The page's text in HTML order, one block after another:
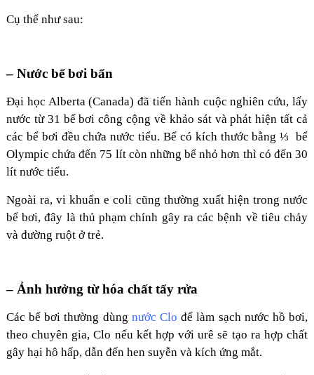
Cụ thể như sau:
– Nước bể bơi bẩn
Đại học Alberta (Canada) đã tiến hành cuộc nghiên cứu, lấy
nước từ 31 bể bơi công cộng về khảo sát và phát hiện tất cả
các bể bơi đều chứa nước tiểu. Bể có kích thước bằng ⅓ bể
Olympic chứa đến 75 lít còn những bể nhỏ hơn thì có đến 30
lít nước tiểu.
Ngoài ra, vi khuẩn e coli cũng thường xuất hiện trong nước
bể bơi, đây là thủ phạm chính gây ra các bệnh về tiêu chảy
và đường ruột ở trẻ.
– Ảnh hưởng từ hóa chất tẩy rửa
Các bể bơi thường dùng nước Clo để làm sạch nước hồ bơi,
theo chuyên gia, Clo nếu kết hợp với urê sẽ tạo ra hợp chất
gây hại hô hấp, dẫn đến hen suyễn và kích ứng mắt.